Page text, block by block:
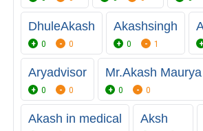
DhuleAkash
0 0
Akashsingh
0 1
Aryadvisor
0 0
Mr.Akash Maurya
0 0
Akash in medical Aksh